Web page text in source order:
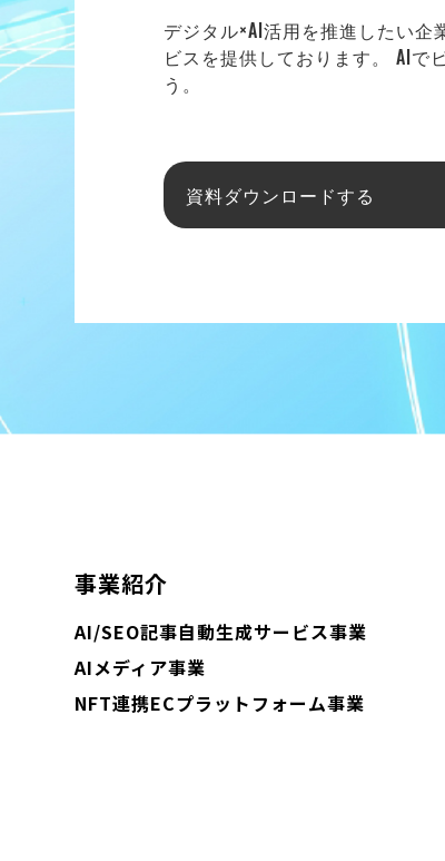
デジタル×AI活用を推進したい企
ビスを提供しております。 AIで
う。
資料ダウンロードする
事業紹介
AI/SEO記事自動生成サービス事業
AIメディア事業
NFT連携ECプラットフォーム事業